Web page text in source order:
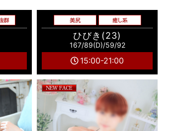
ひびき(23)
167/89(D)/59/92
15:00-21:00